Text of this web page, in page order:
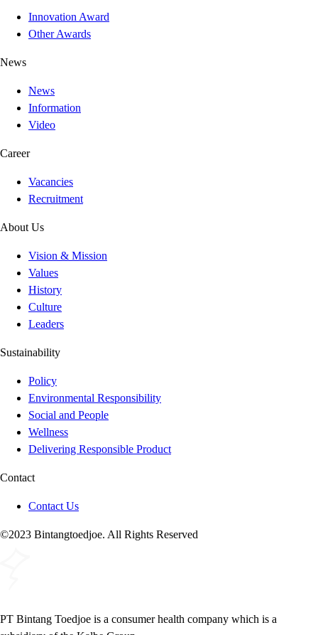
Innovation Award
Other Awards
News
News
Information
Video
Career
Vacancies
Recruitment
About Us
Vision & Mission
Values
History
Culture
Leaders
Sustainability
Policy
Environmental Responsibility
Social and People
Wellness
Delivering Responsible Product
Contact
Contact Us
©2023 Bintangtoedjoe. All Rights Reserved
PT Bintang Toedjoe is a consumer health company which is a